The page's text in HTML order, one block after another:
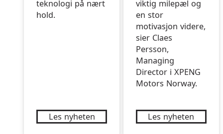
teknologi på nært
hold.
Les nyheten
viktig milepæl og
en stor
motivasjon videre,
sier Claes
Persson,
Managing
Director i XPENG
Motors Norway.
Les nyheten